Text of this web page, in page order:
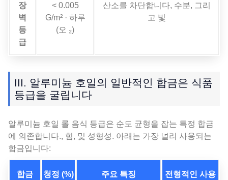
장
벽
등
급
< 0.005
G/m² · 하루
(오 ₂)
산소를 차단합니다, 수분, 그리
고 빛
III. 알루미늄 호일의 일반적인 합금은 식품
등급을 굴립니다
알루미늄 호일 롤 음식 등급은 순도 균형을 잡는 특정 합금
에 의존합니다., 힘, 및 성형성. 아래는 가장 널리 사용되는
합금입니다:
합금 청정 (%) 주요 특징 전형적인 사용